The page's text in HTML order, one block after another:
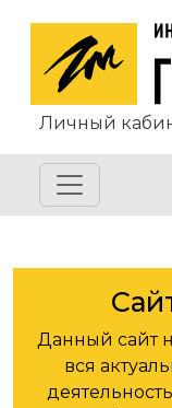
Личный
Данный сайт
вся